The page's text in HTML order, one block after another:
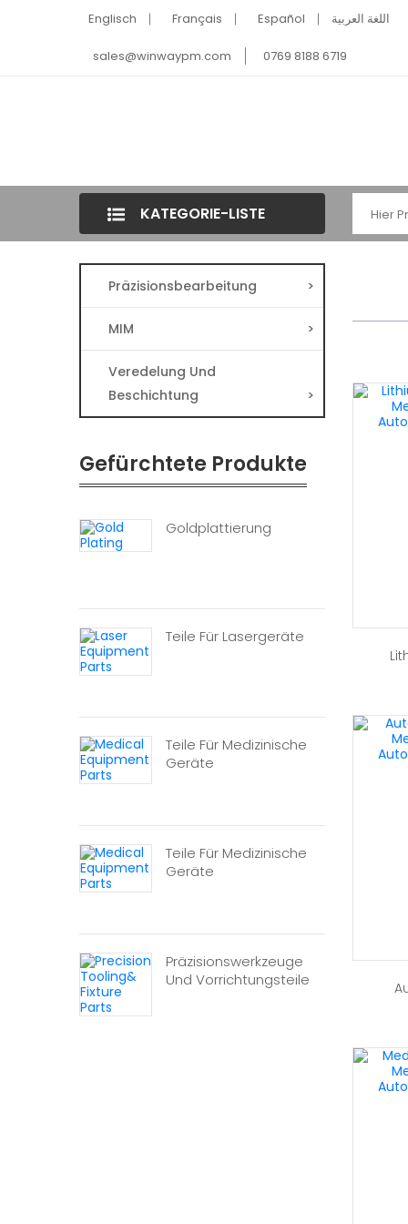
Englisch Français Español اللغة العربية
sales@winwaypm.com 0769 8188 6719
KATEGORIE-LISTE
Präzisionsbearbeitung >
MIM >
Veredelung Und
Beschichtung
>
Gefürchtete Produkte
Goldplattierung
Teile Für Lasergeräte
Teile Für Medizinische
Geräte
Teile Für Medizinische
Geräte
Präzisionswerkzeuge
Und Vorrichtungsteile